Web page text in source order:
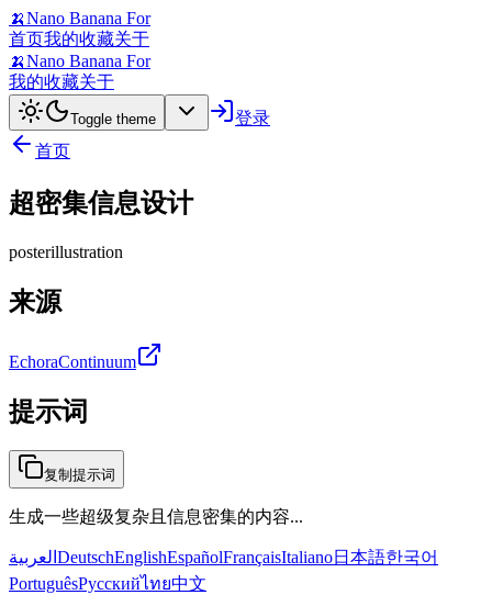
🍌Nano Banana For
首页我的收藏关于
🍌Nano Banana For
我的收藏关于
Toggle theme
登录
首页
超密集信息设计
posterillustration
来源
EchoraContinuum
提示词
复制提示词
生成一些超级复杂且信息密集的内容...
العربية DeutschEnglishEspañolFrançaisItaliano日本語한국어
PortuguêsРусскийไทย中文